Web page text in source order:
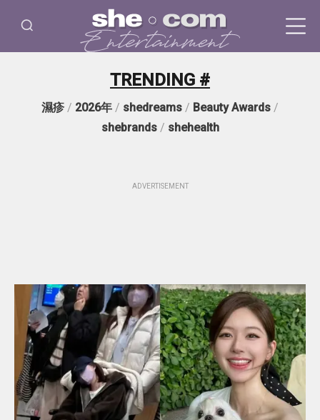
TRENDING #
濕疹 / 2026年 / shedreams / Beauty Awards /
shebrands/ shehealth
ADVERTISEMENT